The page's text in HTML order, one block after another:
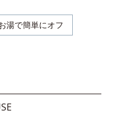
湯で簡単にオフ